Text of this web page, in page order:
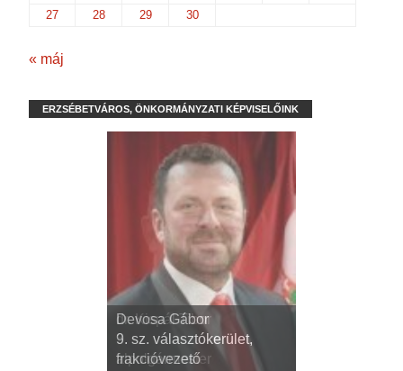
27
28 29 30
« máj
ERZSÉBETVÁROS, ÖNKORMÁNYZATI KÉPVISELŐINK
dr. Kispál Tibor
3. sz. választókerület,
alpolgármester
Devosa Gábor
9. sz. választókerület,
frakcióvezető